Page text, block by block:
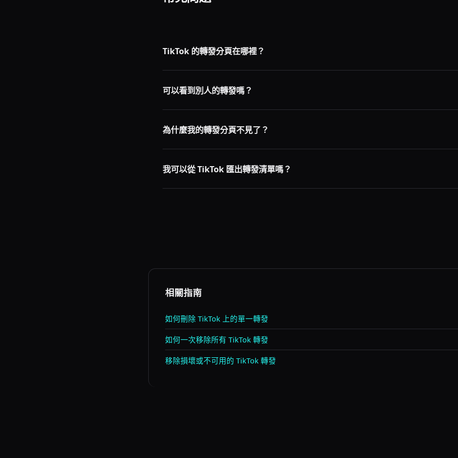
TikTok 的轉發分頁在哪裡？
可以看到別人的轉發嗎？
為什麼我的轉發分頁不見了？
是只是移位了。
我可以從 TikTok 匯出轉發清單嗎？
相關指南
如何刪除 TikTok 上的單一轉發
如何一次移除所有 TikTok 轉發
移除損壞或不可用的 TikTok 轉發